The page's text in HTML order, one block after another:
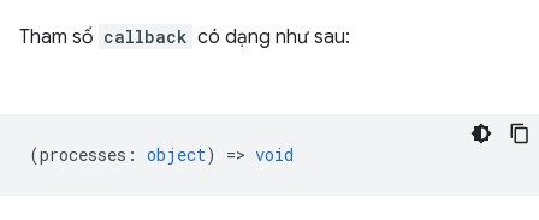
Tham số callback có dạng như sau:
(processes : object) => void